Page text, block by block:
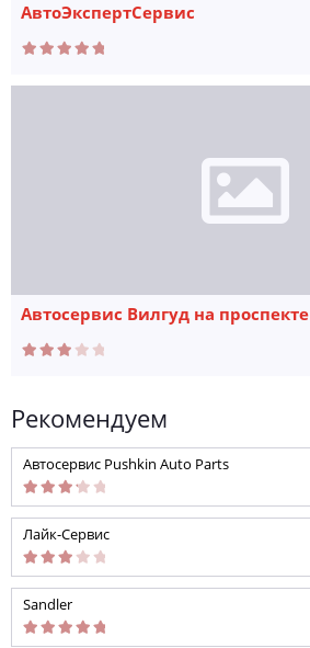
АвтоЭкспертСервис
Автосервис Вилгуд на
Рекомендуем
Автосервис Pushkin Auto Parts
Лайк-Сервис
Sandler